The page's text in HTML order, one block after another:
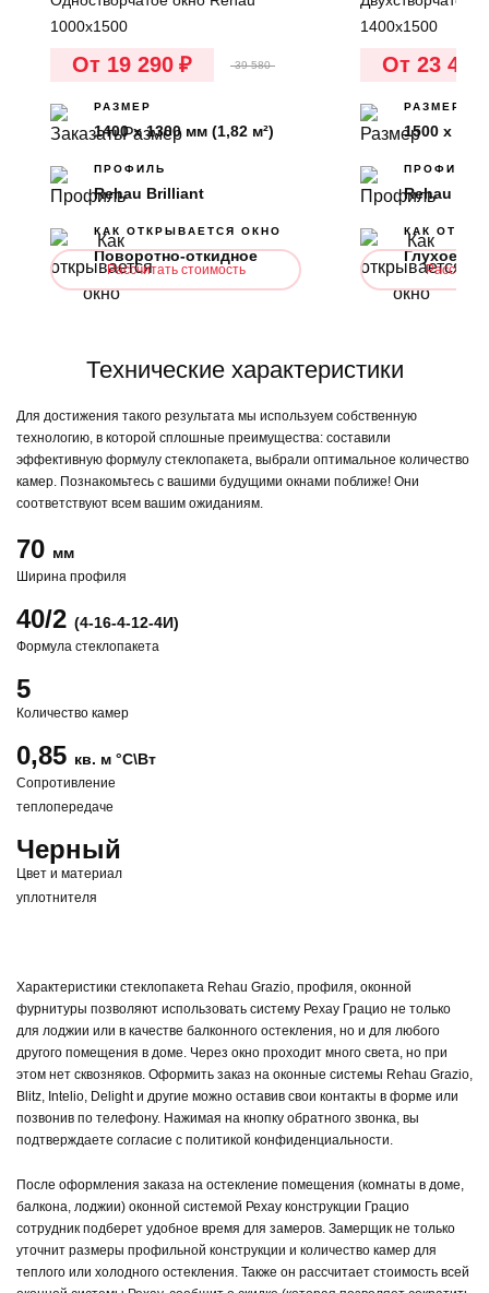
1000х1500
От 19 290 ₽ 39 580
РАЗМЕР
1400 х 1300 мм (1,82 м²)
ПРОФИЛЬ
Rehau Brilliant
КАК ОТКРЫВАЕТСЯ ОКНО
Поворотно-откидное
Рассчитать стоимость
1400x1500
От 23 480
РАЗМЕР
1500 х
ПРОФИЛЬ
Rehau
КАК
Глухое,
Технические характеристики
Для достижения такого результата мы используем собственную
технологию, в которой сплошные преимущества: составили
эффективную формулу стеклопакета, выбрали оптимальное количество
камер. Познакомьтесь с вашими будущими окнами поближе! Они
соответствуют всем вашим ожиданиям.
70 мм
Ширина профиля
40/2 (4-16-4-12-4И)
Формула стеклопакета
5
Количество камер
0,85 кв. м °С\Вт
Сопротивление
теплопередаче
Черный
Цвет и материал
уплотнителя
Характеристики стеклопакета Rehau Grazio, профиля, оконной
фурнитуры позволяют использовать систему Рехау Грацио не только
для лоджии или в качестве балконного остекления, но и для любого
другого помещения в доме. Через окно проходит много света, но при
этом нет сквозняков. Оформить заказ на оконные системы Rehau Grazio,
Blitz, Intelio, Delight и другие можно оставив свои контакты в форме или
позвонив по телефону. Нажимая на кнопку обратного звонка, вы
подтверждаете согласие с политикой конфиденциальности.
После оформления заказа на остекление помещения (комнаты в доме,
балкона, лоджии) оконной системой Рехау конструкции Грацио
сотрудник подберет удобное время для замеров. Замерщик не только
уточнит размеры профильной конструкции и количество камер для
теплого или холодного остекления. Также он рассчитает стоимость всей